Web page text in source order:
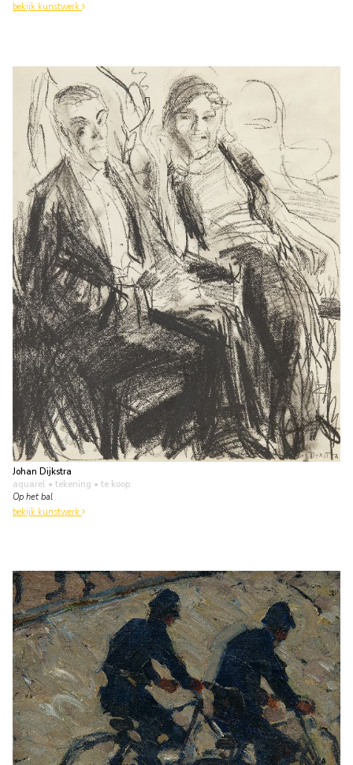
bekijk kunstwerk
Johan Dijkstra
aquarel • tekening • te koop
Op het bal
bekijk kunstwerk